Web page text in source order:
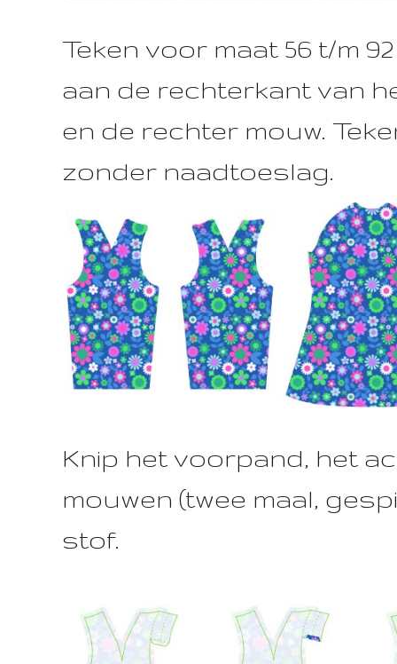
Teken voor maat 56 t/m
aan de rechterkant van
en de rechter mouw.
zonder naadtoeslag.
Knip het voorpand, het
mouwen (twee maal,
stof.